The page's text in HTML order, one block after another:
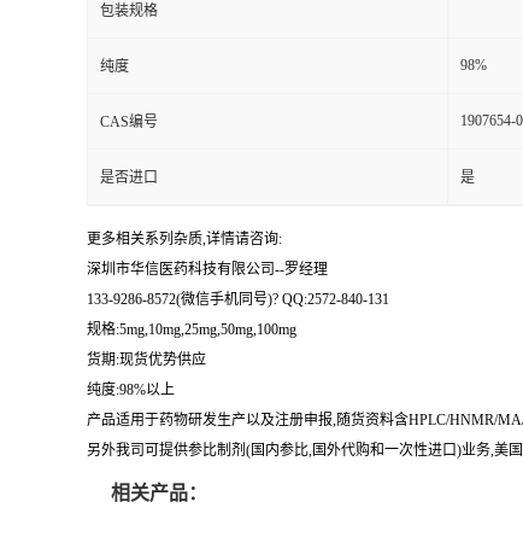
包装规格
纯度 98%
CAS编号 1907654-
是否进口 是
更多相关系列杂质,详情请咨询:
深圳市华信医药科技有限公司--罗经理
133-9286-8572(微信手机同号)? QQ:2572-840-131
规格:5mg,10mg,25mg,50mg,100mg
货期:现货优势供应
纯度:98%以上
产品适用于药物研发生产以及注册申报,随货资料含HPLC/HNMR/
另外我司可提供参比制剂(国内参比,国外代购和一次性进口)业务,美
相关产品：